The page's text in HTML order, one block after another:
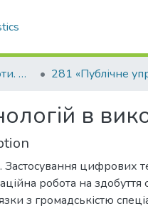
Кваліфікаційні роботи. ННІ економіки, управління, права та ІТ
в
цифрових
робота на здобуття
з громадськістю